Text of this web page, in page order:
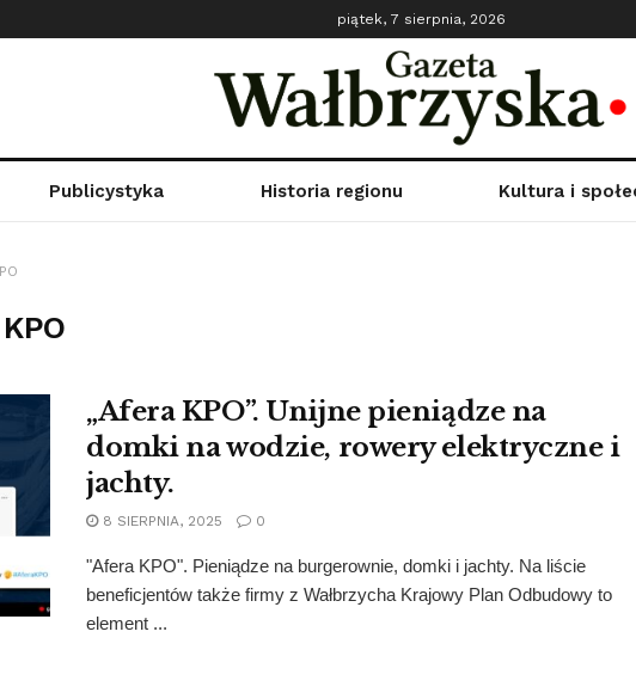
piątek, 7 sierpnia, 2026
Publicystyka Historia regionu Kultura i
„Afera KPO”. Unijne pieniądze na
domki na wodzie, rowery elektryczne i
jachty.
8 SIERPNIA, 2025 0
"Afera KPO". Pieniądze na burgerownie, domki i jachty. Na liście
beneficjentów także firmy z Wałbrzycha Krajowy Plan Odbudowy to
element ...